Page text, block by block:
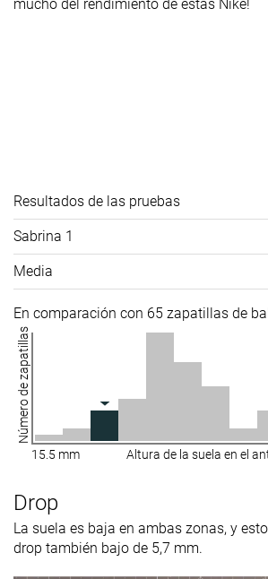
mucho del rendimiento de estas Nike!
Resultados de las pruebas
Sabrina 1
Media
En comparación con 65 zapatillas de
Número de zapatillas
15.5 mm Altura de la suela en el
Drop
La suela es baja en ambas zonas, y
drop también bajo de 5,7 mm.